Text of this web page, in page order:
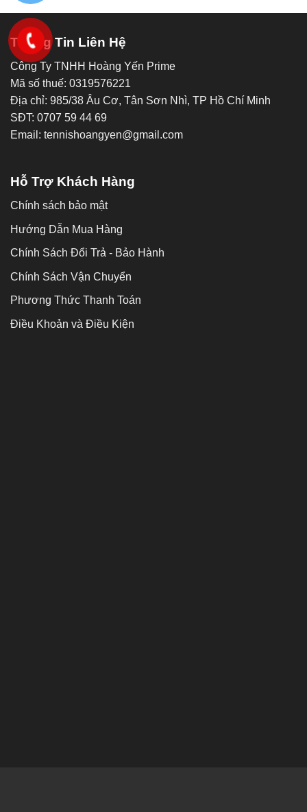
Thông Tin Liên Hệ
Công Ty TNHH Hoàng Yến Prime
Mã số thuế: 0319576221
Địa chỉ: 985/38 Âu Cơ, Tân Sơn Nhì, TP Hồ Chí Minh
SĐT: 0707 59 44 69
Email: tennishoangyen@gmail.com
Hỗ Trợ Khách Hàng
Chính sách bảo mật
Hướng Dẫn Mua Hàng
Chính Sách Đổi Trả - Bảo Hành
Chính Sách Vận Chuyển
Phương Thức Thanh Toán
Điều Khoản và Điều Kiện